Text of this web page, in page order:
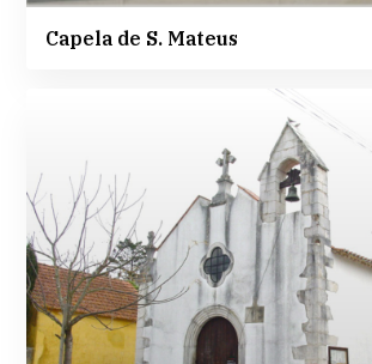
Capela de S. Mateus